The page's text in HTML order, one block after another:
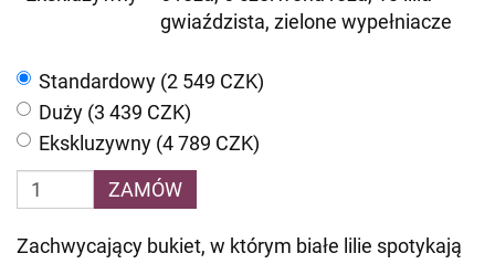
gwiaździsta, zielone wypełniacze
Standardowy (2 549 CZK)
Duży (3 439 CZK)
Ekskluzywny (4 789 CZK)
ZAMÓW
Zachwycający bukiet, w którym białe lilie spotykają